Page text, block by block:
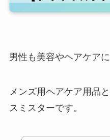
男性も美容やヘアケア
メンズ用ヘアケア用品
スミスターです。